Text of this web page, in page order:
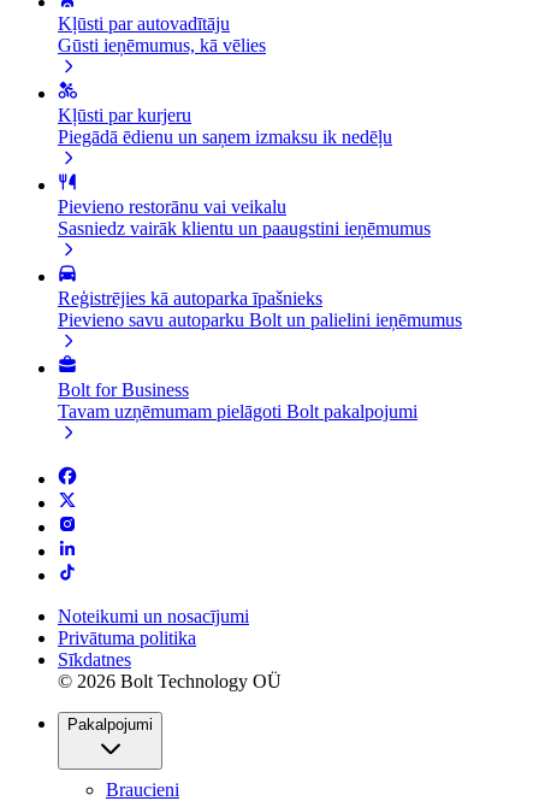
Kļūsti par autovadītāju
Gūsti ieņēmumus, kā vēlies
Kļūsti par kurjeru
Piegādā ēdienu un saņem izmaksu ik nedēļu
Pievieno restorānu vai veikalu
Sasniedz vairāk klientu un paaugstini ieņēmumus
Reģistrējies kā autoparka īpašnieks
Pievieno savu autoparku Bolt un palielini ieņēmumus
Bolt for Business
Tavam uzņēmumam pielāgoti Bolt pakalpojumi
Noteikumi un nosacījumi
Privātuma politika
Sīkdatnes
© 2026 Bolt Technology OÜ
Pakalpojumi
Braucieni